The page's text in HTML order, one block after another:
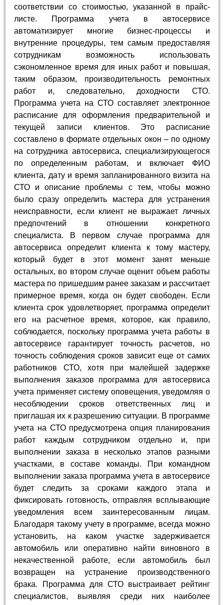
соответствии со стоимостью, указанной в прайс-
листе. Программа учета в автосервисе
автоматизирует многие бизнес-процессы и
внутренние процедуры, тем самым предоставляя
сотрудникам возможность использовать
сэкономленное время для иных работ и повышая,
таким образом, производительность ремонтных
работ и, следовательно, доходности СТО.
Программа учета на СТО составляет электронное
расписание для оформления предварительной и
текущей записи клиентов. Это расписание
составлено в формате отдельных окон – по одному
на сотрудника автосервиса, специализирующегося
по определенным работам, и включает ФИО
клиента, дату и время запланированного визита на
СТО и описание проблемы с тем, чтобы можно
было сразу определить мастера для устранения
неисправности, если клиент не выражает личных
предпочтений в отношении конкретного
специалиста. В первом случае программа для
автосервиса определит клиента к тому мастеру,
который будет в этот момент занят меньше
остальных, во втором случае оценит объем работы
мастера по пришедшим ранее заказам и рассчитает
примерное время, когда он будет свободен. Если
клиента срок удовлетворяет, программа определит
его на расчетное время, которое, как правило,
соблюдается, поскольку программа учета работы в
автосервисе гарантирует точность расчетов, но
точность соблюдения сроков зависит еще от самих
работников СТО, хотя при малейшей задержке
выполнения заказов программа для автосервиса
учета применяет систему оповещения, уведомляя о
несоблюдении сроков ответственных лиц и
приглашая их к разрешению ситуации. В программе
учета на СТО предусмотрена опция планирования
работ каждым сотрудником отдельно и, при
выполнении заказа в несколько этапов разными
участками, в составе команды. При командном
выполнении заказа программа учета в автосервисе
будет следить за сроками каждого этапа и
фиксировать готовность, отправляя всплывающие
уведомления всем заинтересованным лицам.
Благодаря такому учету в программе, всегда можно
установить, на каком участке задерживается
автомобиль или оперативно найти виновного в
некачественной работе, если автомобиль был
возвращен на устранение производственного
брака. Программа для СТО выстраивает рейтинг
специалистов, выявляя среди них наиболее